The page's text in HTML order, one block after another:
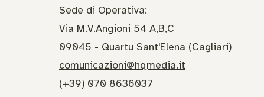
Sede di Operativa:
Via M.V.Angioni 54 A,B,C
09045 - Quartu Sant'Elena (Cagliari)
comunicazioni@hqmedia.it
(+39) 070 8636037